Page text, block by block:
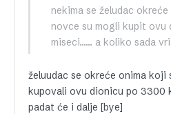
nekima se želudac
novce su mogli kupit ovu
miseci…… a koliko sada
želuudac se okreće onima koji
kupovali ovu dionicu po 3300
padat će i dalje [bye]